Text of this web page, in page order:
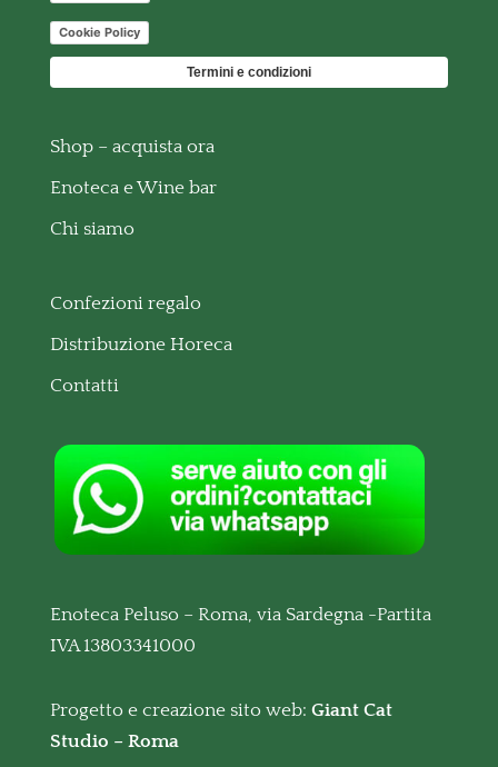
Cookie Policy
Termini e condizioni
Shop – acquista ora
Enoteca e Wine bar
Chi siamo
Confezioni regalo
Distribuzione Horeca
Contatti
Enoteca Peluso – Roma, via Sardegna -Partita
IVA 13803341000
Progetto e creazione sito web: Giant Cat
Studio – Roma